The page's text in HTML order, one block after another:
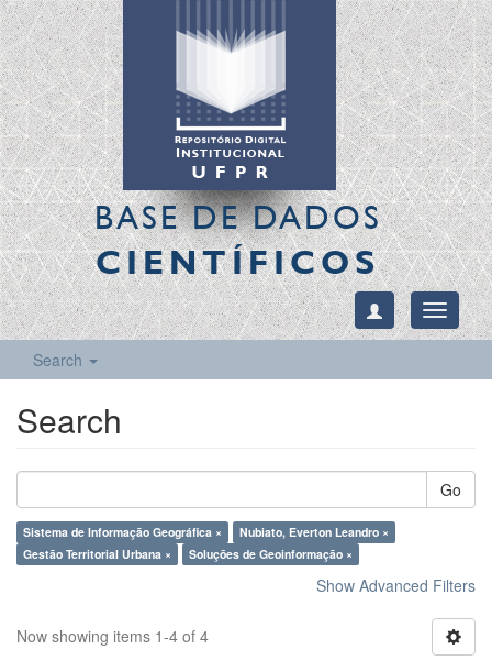
BASE DE DADOS
CIENTÍFICOS
Toggle
Search
Search
Go
Sistema de Informação Geográfica ×
Nubiato, Everton Leandro ×
Gestão Territorial Urbana ×
Soluções de Geoinformação ×
Show Advanced Filters
Now showing items 1-4 of 4